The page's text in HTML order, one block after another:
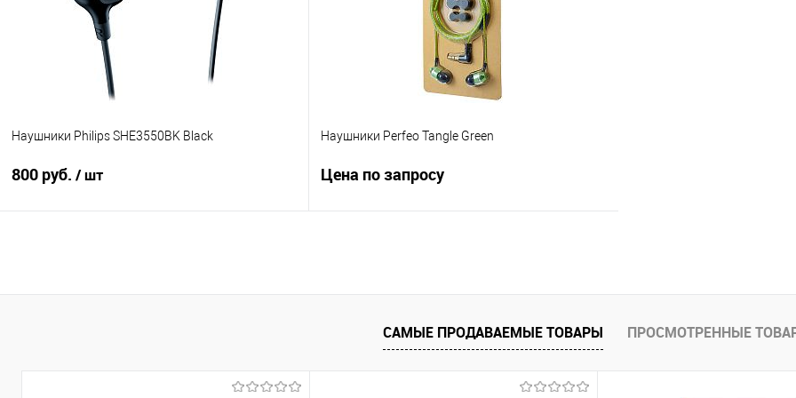
В избранное
В наличии
Наушники Philips SHE3550BK Black
800 руб. / шт
Купить в 1 клик
Сравнение
Наушники Perfeo Tangle Green
Цена по запросу
Купить в 1 клик
Сравнение
В избранное
Недоступно
САМЫЕ ПРОДАВАЕМЫЕ ТОВАРЫ ПРОСМОТРЕННЫЕ